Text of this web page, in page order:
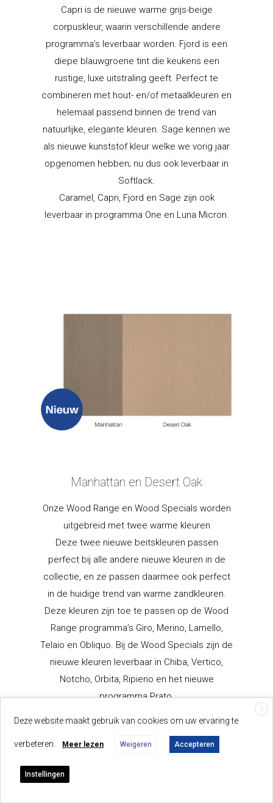
Capri is de nieuwe warme grijs-beige
corpuskleur, waarin verschillende andere
programma’s leverbaar worden. Fjord is een
diepe blauwgroene tint die keukens een
rustige, luxe uitstraling geeft. Perfect te
combineren met hout- en/of metaalkleuren en
helemaal passend binnen de trend van
natuurlijke, elegante kleuren. Sage kennen we
als nieuwe kunststof kleur welke we vorig jaar
opgenomen hebben; nu dus ook leverbaar in
Softlack.
Caramel, Capri, Fjord en Sage zijn ook
leverbaar in programma One en Luna Micron.
Manhattan en Desert Oak
Onze Wood Range en Wood Specials worden
uitgebreid met twee warme kleuren
Deze twee nieuwe beitskleuren passen
perfect bij alle andere nieuwe kleuren in de
collectie, en ze passen daarmee ook perfect
in de huidige trend van warme zandkleuren.
Deze kleuren zijn toe te passen op de Wood
Range programma’s Giro, Merino, Lamello,
Telaio en Obliquo. Bij de Wood Specials zijn de
nieuwe kleuren leverbaar in Chiba, Vertico,
Notcho, Orbita, Ripieno en het nieuwe
programma Prato.
X
Deze website maakt gebruik van cookies om uw ervaring te
verbeteren. Meer lezen Weigeren Accepteren
Instellingen